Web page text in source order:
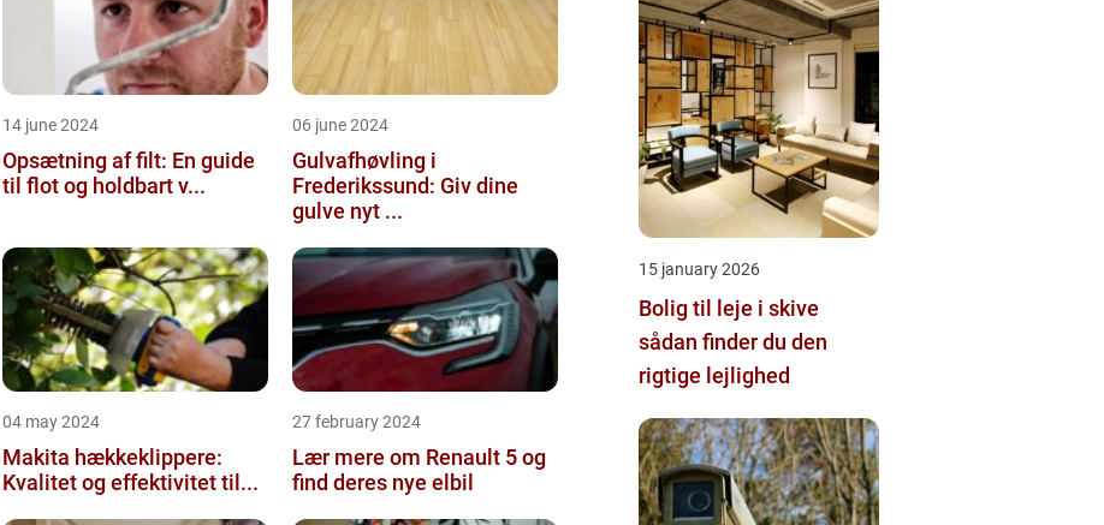
14 june 2024
Opsætning af filt: En guide
til flot og holdbart v...
06 june 2024
Gulvafhøvling i
Frederikssund: Giv dine
gulve nyt ...
04 may 2024
Makita hækkeklippere:
Kvalitet og effektivitet til...
27 february 2024
Lær mere om Renault 5 og
find deres nye elbil
15 january 2026
Bolig til leje i skive
sådan finder du den
rigtige lejlighed